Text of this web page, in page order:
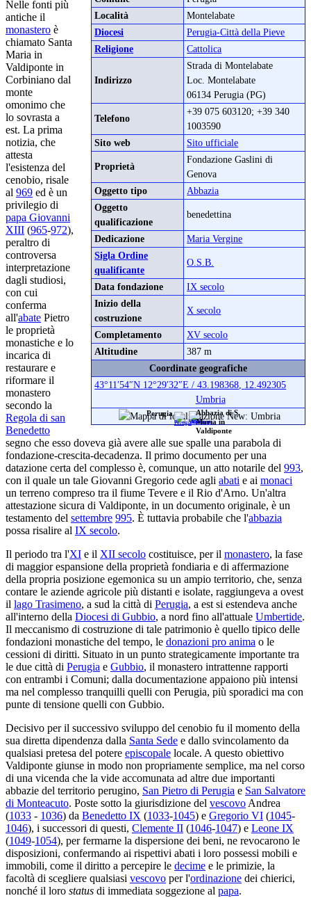
Località
Montelabate
Diocesi
Perugia-Città della Pieve
Religione
Cattolica
Indirizzo
Strada di Montelabate
Loc. Montelabate
06134 Perugia (PG)
Telefono
+39 075 603120; +39 340
1003590
Sito web
Sito ufficiale
Proprietà
Fondazione Gaslini di
Genova
Oggetto tipo
Abbazia
Oggetto
qualificazione
benedettina
Dedicazione
Maria Vergine
Sigla Ordine
qualificante
O.S.B.
Data fondazione
IX secolo
Inizio della
costruzione
X secolo
Completamento
XV secolo
Altitudine
387 m
Coordinate geografiche
43°11′54″N 12°29′32″E /43.198368 12.492305
Umbria
Abbazia di S.
Maria in
Valdiponte
Perugia
Nelle fonti più
antiche il
monastero è
chiamato Santa
Maria in
Valdiponte in
Corbiniano dal
monte
omonimo che
lo sovrasta a
est. La prima
notizia, che
attesta
l'esistenza del
cenobio, risale
al 969 ed è un
privilegio di
papa Giovanni
XIII (965-972),
peraltro di
controversa
interpretazione
dagli studiosi,
con cui
conferma
all'abate Pietro
le proprietà
monastiche e lo
incarica di
restaurare e
riformare il
monastero
secondo la
Regola di san
Benedetto
segno che esso doveva già avere alle sue spalle una parabola di
fondazione-crescita-decadenza. Il primo documento per una
datazione certa del complesso è, comunque, un atto notarile del 993,
con il quale un tale Giovanni Gregorio cede agli abati e ai monaci
un terreno compreso tra il fiume Tevere e il Rio d'Arno. Un'altra
attestazione sicura di Valdiponte, in un documento originale, è un
testamento del settembre 995. È tuttavia probabile che l'abbazia
possa risalire al IX secolo.
Il periodo tra l'XI e il XII secolo costituisce, per il monastero, la fase
di maggior espansione della proprietà fondiaria e di affermazione
della propria posizione egemonica su un ampio territorio, che, senza
contare le aziende agricole più distanti e isolate, raggiungeva a ovest
il lago Trasimeno, a sud la città di Perugia, a est si estendeva anche
all'interno della Diocesi di Gubbio, a nord fino all'attuale Umbertide.
Il meccanismo di costruzione di tale patrimonio è quello tipico delle
fondazioni monastiche del tempo, le donazioni pro anima o le
cessioni di diritti. Situato in un punto strategicamente importante tra
le due città di Perugia e Gubbio, il monastero intrattenne rapporti
con entrambi i Comuni; dalla documentazione appaiono più intensi
ma nel complesso tranquilli quelli con Perugia, più sporadici ma con
punte di tensione quelli con Gubbio.
Decisivo per il successivo sviluppo del cenobio fu il momento della
sua diretta dipendenza dalla Santa Sede e dallo svincolamento da
qualsiasi pretesa del potere episcopale locale. A questo obiettivo
Valdiponte giunse in modo non propriamente semplice, ma nel corso
di una vicenda che la vide accomunata ad altre due importanti
abbazie del territorio perugino, San Pietro di Perugia e San Salvatore
di Monteacuto. Poste sotto la giurisdizione del vescovo Andrea
(1033 - 1036) da Benedetto IX (1033-1045) e Gregorio VI (1045-
1046), i successori di questi, Clemente II (1046-1047) e Leone IX
(1049-1054), per fermarne la dispersione dei beni, ne revocarono le
disposizioni, confermando ai rispettivi abati i loro possessi mobili e
immobili, come il diritto a percepire le decime e le primizie, la
facoltà di scegliere qualsiasi vescovo per l'ordinazione dei chierici,
nonché il loro status di immediata soggezione al papa.